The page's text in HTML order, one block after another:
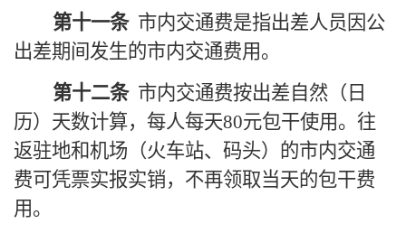
第十一条 市内交通费是指出差人员因公
出差期间发生的市内交通费用。
第十二条 市内交通费按出差自然（日
历）天数计算，每人每天80元包干使用。往
返驻地和机场（火车站、码头）的市内交通
费可凭票实报实销，不再领取当天的包干费
用。